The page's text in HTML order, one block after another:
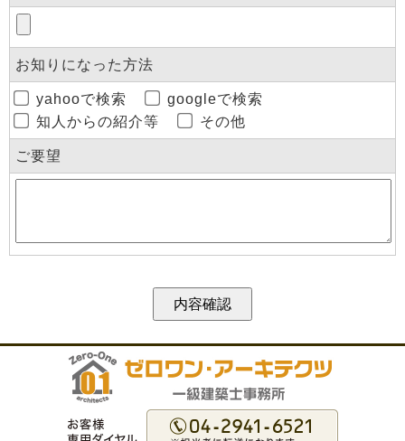
お知りになった方法
yahooで検索
googleで検索
知人からの紹介等
その他
ご要望